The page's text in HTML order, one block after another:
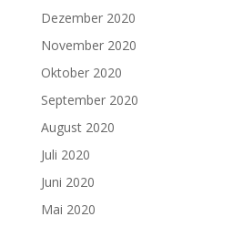
Dezember 2020
November 2020
Oktober 2020
September 2020
August 2020
Juli 2020
Juni 2020
Mai 2020